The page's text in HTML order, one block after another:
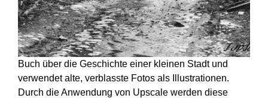
Buch über die Geschichte einer kleinen Stadt und
verwendet alte, verblasste Fotos als Illustrationen.
Durch die Anwendung von Upscale werden diese